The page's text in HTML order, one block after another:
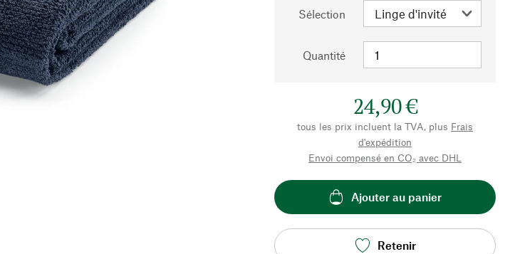
Sélection
Quantité
24,90 €
tous les prix incluent la TVA, plus Frais
d'expédition
Envoi compensé en CO₂ avec DHL
Ajouter au panier
Retenir